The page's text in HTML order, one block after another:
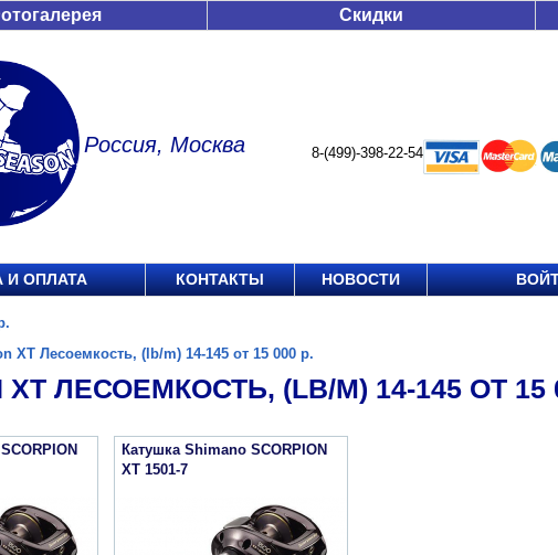
Скидки
Россия, Москва 8-(499)-398-22-54
И ОПЛАТА КОНТАКТЫ НОВОСТИ
XT Лесоемкость, (lb/m) 14-145 от 15 000 р.
XT ЛЕСОЕМКОСТЬ, (LB/M) 14-145 ОТ 15
Катушка Shimano SCORPION
XT 1501-7